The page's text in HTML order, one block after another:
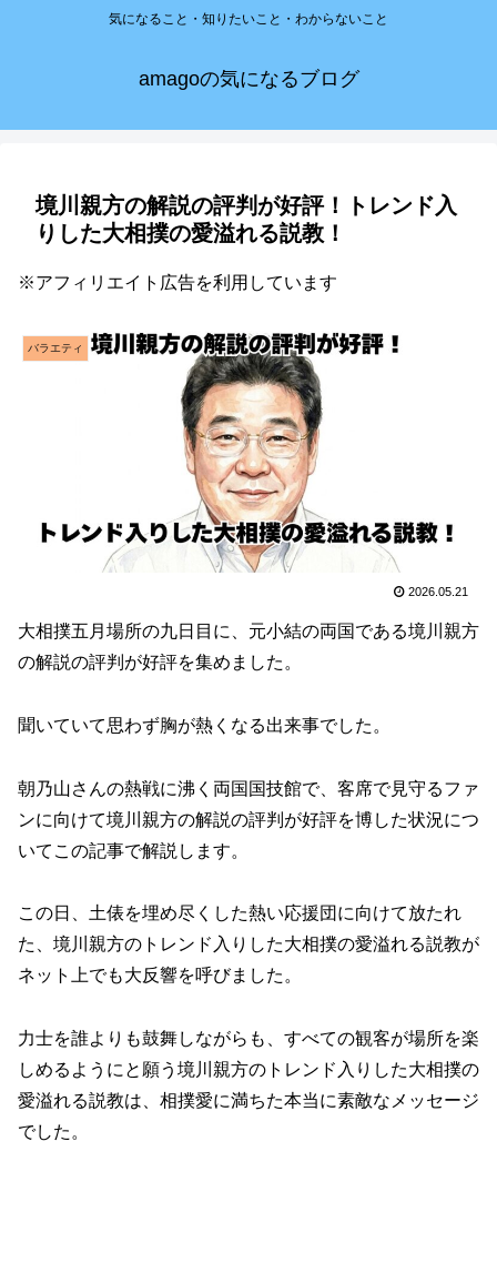
気になること・知りたいこと・わからないこと
amagoの気になるブログ
境川親方の解説の評判が好評！トレンド入
りした大相撲の愛溢れる説教！
※アフィリエイト広告を利用しています
バラエティ
2026.05.21
大相撲五月場所の九日目に、元小結の両国である境川親方
の解説の評判が好評を集めました。
聞いていて思わず胸が熱くなる出来事でした。
朝乃山さんの熱戦に沸く両国国技館で、客席で見守るファ
ンに向けて境川親方の解説の評判が好評を博した状況につ
いてこの記事で解説します。
この日、土俵を埋め尽くした熱い応援団に向けて放たれ
た、境川親方のトレンド入りした大相撲の愛溢れる説教が
ネット上でも大反響を呼びました。
力士を誰よりも鼓舞しながらも、すべての観客が場所を楽
しめるようにと願う境川親方のトレンド入りした大相撲の
愛溢れる説教は、相撲愛に満ちた本当に素敵なメッセージ
でした。